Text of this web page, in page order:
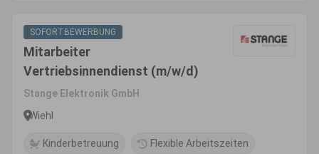
SOFORTBEWERBUNG
Mitarbeiter
Vertriebsinnendienst (m/w/d)
Stange Elektronik GmbH
Wiehl
Kinderbetreuung Flexible Arbeitszeiten